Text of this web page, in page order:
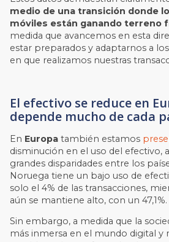
medio de una transición donde
móviles están ganando terreno
medida que avancemos en esta
estar preparados y adaptarnos a
en que realizamos nuestras
El efectivo se reduce en
depende mucho de cada
En Europatambién estamos
disminución en el uso del efectivo,
grandes disparidades entre los
Noruega tiene un bajo uso de
solo el 4% de las transacciones,
aún se mantiene alto, con un 47,1%.
Sin embargo, a medida que la
más inmersa en el mundo digital y